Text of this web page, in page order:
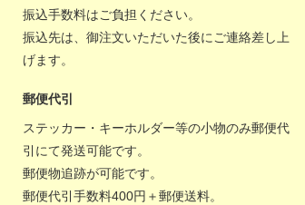
振込手数料はご負担ください。
振込先は、御注文いただいた後にご連絡差し上
げます。
郵便代引
ステッカー・キーホルダー等の小物のみ郵便代
引にて発送可能です。
郵便物追跡が可能です。
郵便代引手数料400円＋郵便送料。